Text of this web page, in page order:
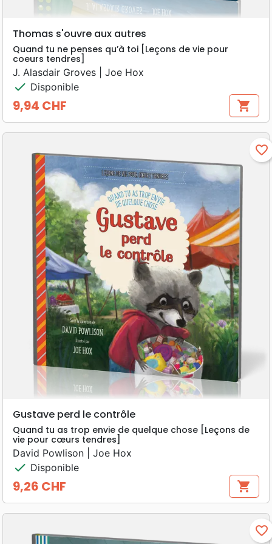
Thomas s'ouvre aux autres
Quand tu ne penses qu’à toi [Leçons de vie pour
coeurs tendres]
J. Alasdair Groves | Joe Hox
check Disponible
Prix
9,94 CHF shopping_cart
favorite_border
Gustave perd le contrôle
Quand tu as trop envie de quelque chose [Leçons de
vie pour cœurs tendres]
David Powlison | Joe Hox
check Disponible
Prix
9,26 CHF shopping_cart
favorite_border